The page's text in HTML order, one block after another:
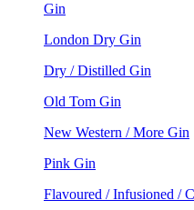
Gin
London Dry Gin
Dry / Distilled Gin
Old Tom Gin
New Western / More Gin
Pink Gin
Flavoured / Infusioned /